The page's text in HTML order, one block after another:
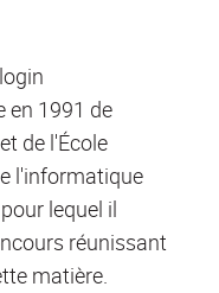
en 1991 de
de l'École
l'informatique
lequel il
réunissant
matière.